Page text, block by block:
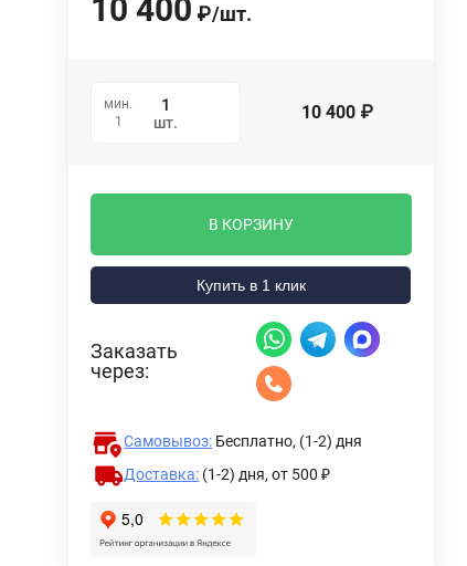
10 400 ₽/шт.
мин.
1
шт. 10 400 ₽
В КОРЗИНУ
Купить в 1 клик
Заказать
через:
Самовывоз: Бесплатно, (1-2) дня
Доставка: (1-2) дня,от 500 ₽